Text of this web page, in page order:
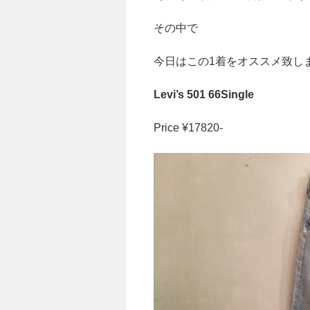
その中で
今日はこの1着をオススメ致し
Levi’s 501 66Single
Price ¥17820-